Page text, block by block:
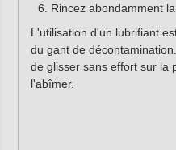
Rincez abondamment la
L'utilisation d'un lubrifiant
du gant de
de glisser sans effort sur la
l'abîmer.